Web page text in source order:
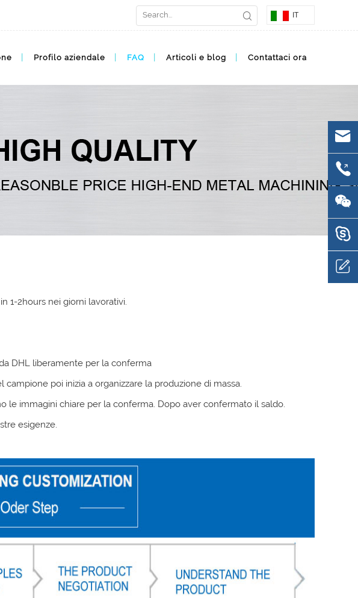
IT
Profilo aziendale FAQ Articoli e blog Contattaci ora
1-2hours nei giorni lavorativi.
DHL liberamente per la conferma
campione poi inizia a organizzare la produzione di massa.
le immagini chiare per la conferma. Dopo aver confermato il saldo.
esigenze.